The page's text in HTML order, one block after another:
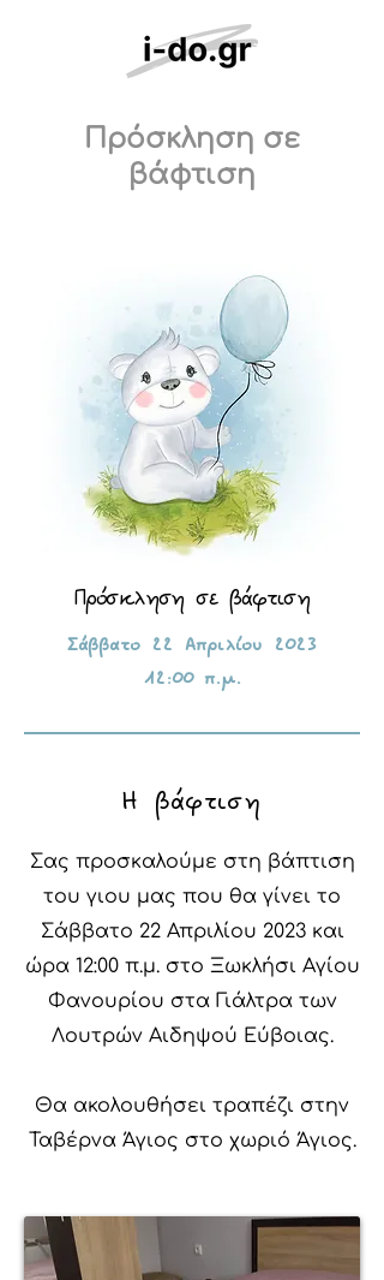
Πρόσκληση σε
βάφτιση
Πρόσκληση σε βάφτιση
Σάββατο 22 Απριλίου 2023
12:00 π.μ.
Η βάφτιση
Σας προσκαλούμε στη βάπτιση
του γιου μας που θα γίνει το
Σάββατο 22 Απριλίου 2023 και
ώρα 12:00 π.μ. στο Ξωκλήσι Αγίου
Φανουρίου στα Γιάλτρα των
Λουτρών Αιδηψού Εύβοιας.
Θα ακολουθήσει τραπέζι στην
Ταβέρνα Άγιος στο χωριό Άγιος.